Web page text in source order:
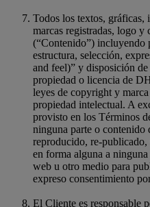
Todos los textos, gráficas,
marcas registradas, logo y
(“Contenido”) incluyendo
estructura, selección,
and feel)” y disposición
propiedad o licencia de
leyes de copyright y
propiedad intelectual. A
provisto en los Términos
ninguna parte o
reproducido, re-
en forma alguna a
web u otro medio para
expreso consentimiento
El Cliente es responsable